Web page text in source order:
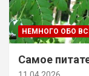
НЕМНОГО ОБО
Самое